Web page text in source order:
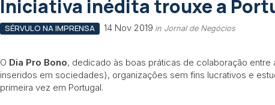
Iniciativa inédita trouxe a
SÉRVULO NA IMPRENSA 14 Nov 2019 in Jornal de Negócios
O Dia Pro Bono, dedicado às boas práticas de colaboração
inseridos em sociedades), organizações sem fins lucrativos e
primeira vez em Portugal.